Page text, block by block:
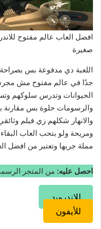
افضل العاب عالم مفتوح
صغيرة
اللعبة دي مدفوعة بس
جدًا في عالم مفتوح مش
الحيوانات وتدرس سلوكهم
والرسومات حلوة بس مقارنة
والانهار شكلهم زي فيلم
ومريحة ولو بتحب العاب
مملة جربها وتعتبر من افضل
احصل عليه: من المتجر الرسمى
للاندرويد
للأيفون